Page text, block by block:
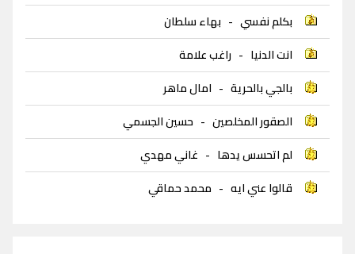
بكلم نفسي - بهاء سلطان
انت الدنيا - راغب علامة
بالجي بالحرية - امال ماهر
الصقور المخلصين - حسين الجسمي
لم اتحسس يدها - غاني مهدي
قالوا عني ايه - محمد حماقي